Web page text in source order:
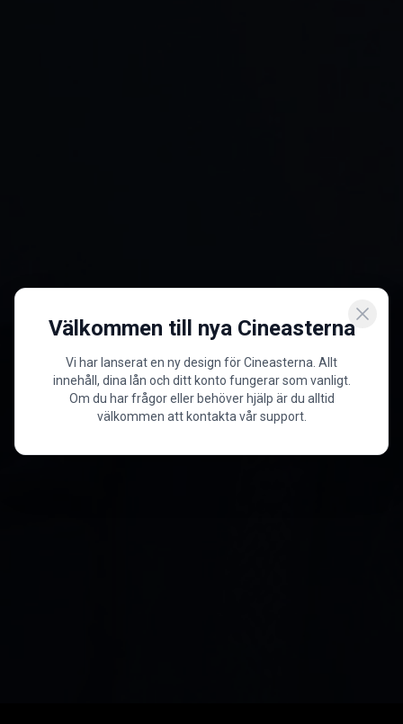
Välkommen till nya Cineasterna
Vi har lanserat en ny design för Cineasterna. Allt
innehåll, dina lån och ditt konto fungerar som vanligt.
Om du har frågor eller behöver hjälp är du alltid
välkommen att kontakta vår support.